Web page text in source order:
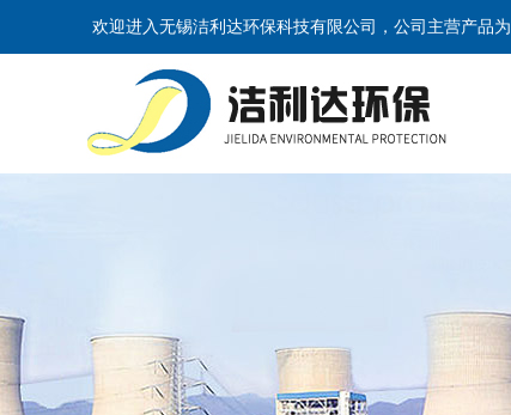
欢迎进入无锡洁利达环保科技有限公司，公司主营产品为